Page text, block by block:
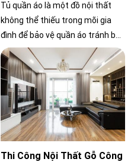
Tủ quần áo là một đồ nội thất
không thể thiếu trong mõi gia
đình để bảo vệ quần áo tránh bụi
bẩn và giúp cho gia đình gọn
gàng hơn, do đó đóng tủ quần áo
ở quận gò vấp là cần thiết cho
khách hàng tại đây. Hãy liên hệ
NỘI THẤT CÔNG CHÍNH để đóng
tủ quần áo uy tín chuyên nghiệp
và giá rẻ tại quận gò vấp.
Thi Công Nội Thất Gỗ Công